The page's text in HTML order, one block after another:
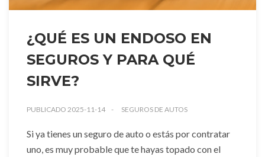
¿QUÉ ES UN ENDOSO EN
SEGUROS Y PARA QUÉ
SIRVE?
PUBLICADO 2025-11-14 SEGUROS DE AUTOS
Si ya tienes un seguro de auto o estás por contratar
uno, es muy probable que te hayas topado con el